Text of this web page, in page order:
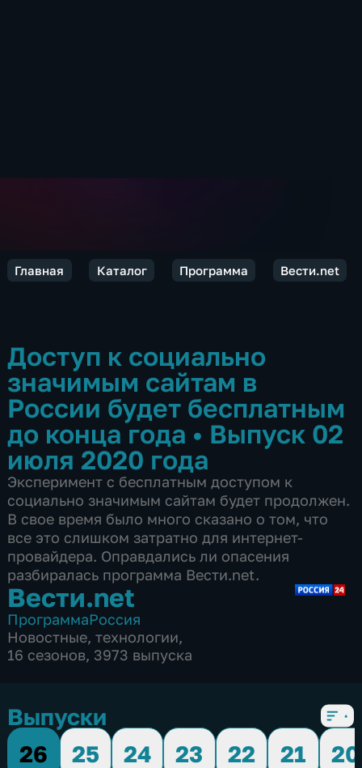
Главная Каталог Программа Вести.net
Доступ к социально
значимым сайтам в
России будет бесплатным
до конца года • Выпуск 02
июля 2020 года
Эксперимент с бесплатным доступом к
социально значимым сайтам будет продолжен.
В свое время было много сказано о том, что
все это слишком затратно для интернет-
провайдера. Оправдались ли опасения
разбиралась программа Вести.net.
Вести.net
ПрограммаРоссия
Новостные,технологии,
16 сезонов, 3973 выпуска
Выпуски
26
25 24 23 22 21
20